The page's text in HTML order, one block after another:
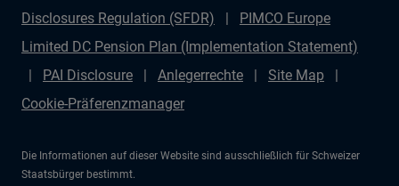
Disclosures Regulation (SFDR)
PIMCO Europe
Limited DC Pension Plan (Implementation Statement)
PAI Disclosure
Anlegerrechte
Site Map
Cookie-Präferenzmanager
Die Informationen auf dieser Website sind ausschließlich für Schweizer
Staatsbürger bestimmt.